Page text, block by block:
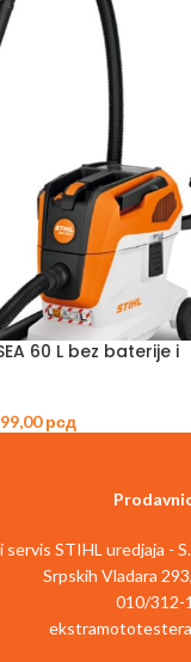
60 L bez baterije i
рсд
servis STIHL uredjaja -
Srpskih Vladara
010/312-